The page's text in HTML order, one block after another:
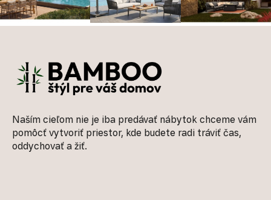
Naším cieľom nie je iba predávať nábytok chceme vám
pomôcť vytvoriť priestor, kde budete radi tráviť čas,
oddychovať a žiť.